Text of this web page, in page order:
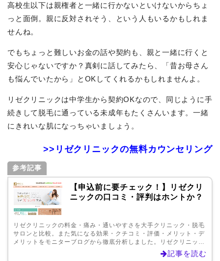
高校生以下は親権者と一緒に行かないといけないからちょ
っと面倒。親に反対されそう、という人もいるかもしれま
せんね。
でもちょっと難しいお金の話や契約も、親と一緒に行くと
安心じゃないですか？真剣に話してみたら、「昔お母さん
も悩んでいたから」とOKしてくれるかもしれませんよ。
リゼクリニックは中学生から契約OKなので、同じように手
続きして脱毛に通っている未成年もたくさんいます。一緒
にきれいな肌になっちゃいましょう。
>>リゼクリニックの無料カウンセリング
参考記事
【申込前に要チェック！】リゼクリ
ニックの口コミ・評判はホントか？
リゼクリニックの料金・痛み・通いやすさを大手クリニック・脱毛
サロンと比較。また気になる効果・クチコミ・評価・メリット・デ
メリットをモニターブログから徹底分析しました。リゼクリニック
は名古屋・福岡・広島・新宿など全国20院展開しています。記事を読む